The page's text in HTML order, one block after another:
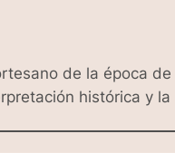
de la época de
histórica y